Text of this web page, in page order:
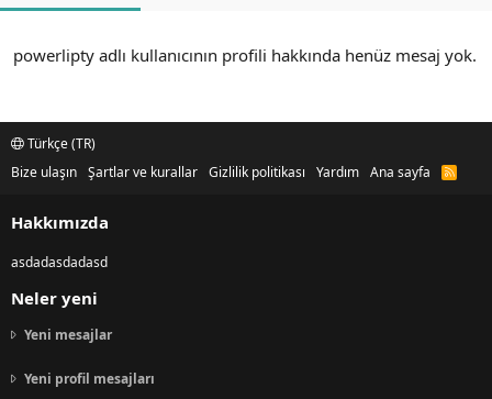
powerlipty adlı kullanıcının profili hakkında henüz mesaj yok.
Türkçe (TR)
Bize ulaşın Şartlar ve kurallar Gizlilik politikası Yardım Ana sayfa
R
Hakkımızda
asdadasdadasd
Neler yeni
Yeni mesajlar
Yeni profil mesajları